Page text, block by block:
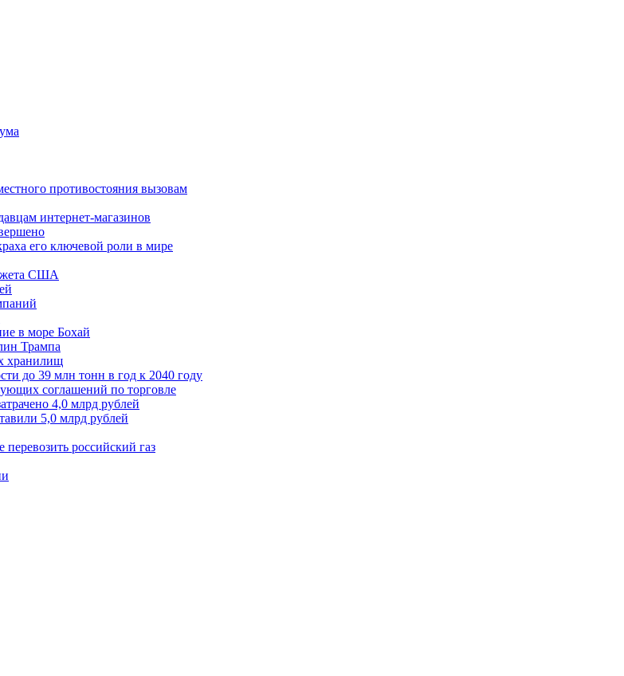
противостояния вызовам
интернет-магазинов
его ключевой роли в мире
США
в море Бохай
Трампа
хранилищ
до 39 млн тонн в год к 2040 году
соглашений по торговле
4,0 млрд рублей
5,0 млрд рублей
российский газ